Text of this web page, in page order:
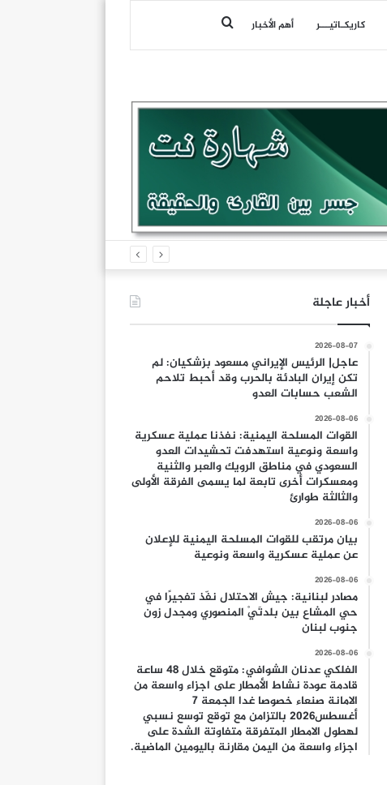
كاريكـاتيـــر أهم الأخبار بحث
أخبار عاجلة
2026-08-07
عاجل| الرئيس الإيراني مسعود بزشكيان: لم
تكن إيران البادئة بالحرب وقد أحبط تلاحم
الشعب حسابات العدو
2026-08-06
القوات المسلحة اليمنية: نفذنا عملية عسكرية
واسعة ونوعية استهدفت تحشيدات العدو
السعودي في مناطق الرويك والعبر والثنية
ومعسكرات أخرى تابعة لما يسمى الفرقة الأولى
والثالثة طوارئ
2026-08-06
بيان مرتقب للقوات المسلحة اليمنية للإعلان
عن عملية عسكرية واسعة ونوعية
2026-08-06
مصادر لبنانية: جيش الاحتلال نفّذ تفجيرًا في
حي المشاع بين بلدتَيْ المنصوري ومجدل زون
جنوب لبنان
2026-08-06
الفلكي عدنان الشوافي: متوقع خلال 48 ساعة
قادمة عودة نشاط الأمطار على اجزاء واسعة من
الامانة صنعاء خصوصا غدا الجمعة 7
أغسطس2026 بالتزامن مع توقع توسع نسبي
لهطول الامطار المتفرقة متفاوتة الشدة على
اجزاء واسعة من اليمن مقارنة باليومين الماضية.